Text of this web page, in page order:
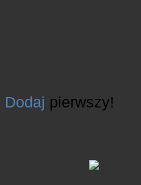
Dodaj pierwszy!